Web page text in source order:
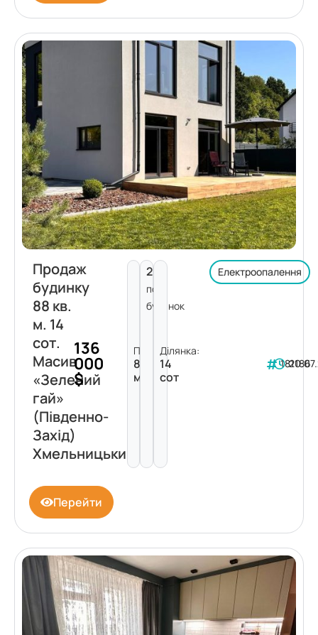
Продаж
будинку
88 кв.
м. 14
сот.
Масив
«Зелений
гай»
(Південно-
Захід)
Хмельницький
136
000
$
Площа:
88
м²
2
пов.
будинок
Ділянка:
14
сот
Електроопалення
181186
Перейти